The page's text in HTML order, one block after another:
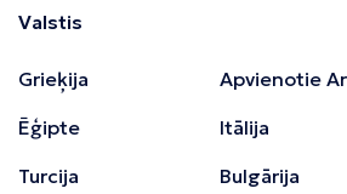
Valstis
Grieķija
Ēģipte
Turcija
Apvienotie
Itālija
Bulgārija